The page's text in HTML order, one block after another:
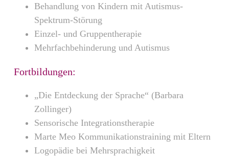
Behandlung von Kindern mit Autismus-
Spektrum-Störung
Einzel- und Gruppentherapie
Mehrfachbehinderung und Autismus
Fortbildungen:
„Die Entdeckung der Sprache“ (Barbara
Zollinger)
Sensorische Integrationstherapie
Marte Meo Kommunikationstraining mit Eltern
Logopädie bei Mehrsprachigkeit